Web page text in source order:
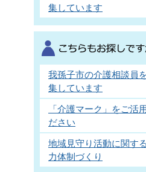
集しています
我孫子市の介護相談員
集しています
「介護マーク」をご活
ださい
地域見守り活動に関す
力体制づくり